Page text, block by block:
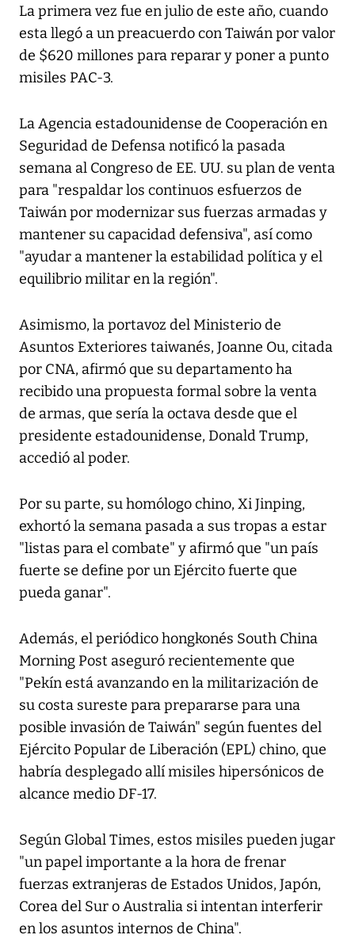
La primera vez fue en julio de este año, cuando
esta llegó a un preacuerdo con Taiwán por valor
de $620 millones para reparar y poner a punto
misiles PAC-3.
La Agencia estadounidense de Cooperación en
Seguridad de Defensa notificó la pasada
semana al Congreso de EE. UU. su plan de venta
para "respaldar los continuos esfuerzos de
Taiwán por modernizar sus fuerzas armadas y
mantener su capacidad defensiva", así como
"ayudar a mantener la estabilidad política y el
equilibrio militar en la región".
Asimismo, la portavoz del Ministerio de
Asuntos Exteriores taiwanés, Joanne Ou, citada
por CNA, afirmó que su departamento ha
recibido una propuesta formal sobre la venta
de armas, que sería la octava desde que el
presidente estadounidense, Donald Trump,
accedió al poder.
Por su parte, su homólogo chino, Xi Jinping,
exhortó la semana pasada a sus tropas a estar
"listas para el combate" y afirmó que "un país
fuerte se define por un Ejército fuerte que
pueda ganar".
Además, el periódico hongkonés South China
Morning Post aseguró recientemente que
"Pekín está avanzando en la militarización de
su costa sureste para prepararse para una
posible invasión de Taiwán" según fuentes del
Ejército Popular de Liberación (EPL) chino, que
habría desplegado allí misiles hipersónicos de
alcance medio DF-17.
Según Global Times, estos misiles pueden jugar
"un papel importante a la hora de frenar
fuerzas extranjeras de Estados Unidos, Japón,
Corea del Sur o Australia si intentan interferir
en los asuntos internos de China".